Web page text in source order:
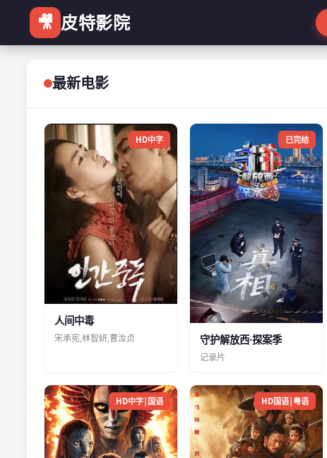
🎥 皮特影院
最新电影
HD中字
人间中毒
宋承宪,林智妍,曹汝贞
已完结
守护解放西·探案季
记录片
HD中字|国语 HD国语|粤语